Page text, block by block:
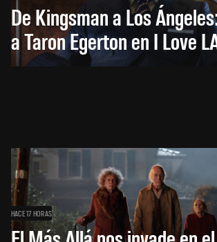
De Kingsman a Los
a Taron Egerton en I Love
HACE 17 HORAS